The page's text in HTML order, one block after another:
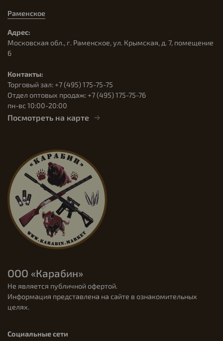
Раменское
Адрес:
Московская обл., г. Раменское, ул. Крымская, д. 7, помещение
6
Контакты:
Торговый зал: +7 (495) 175-75-75
Отдел оптовых продаж: +7 (495) 175-75-76
пн-вс 10:00-20:00
Посмотреть на карте
ООО «Карабин»
Не является публичной офертой.
Информация представлена на сайте в ознакомительных
целях.
Социальные сети